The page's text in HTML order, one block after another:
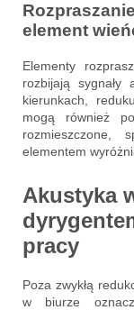
element
Elementy
rozbijają
kierunkach,
mogą również
rozmieszczone,
elementem
Akustyka
pracy
Poza zwykłą
w biurze